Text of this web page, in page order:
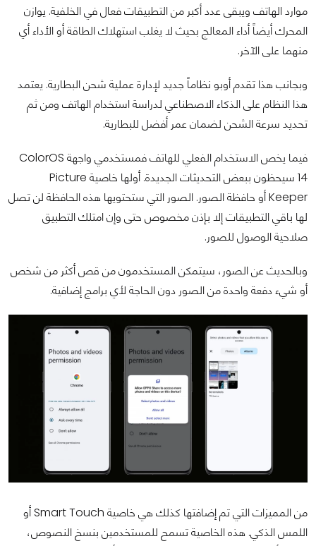
موارد الهاتف ويبقى عدد أكبر من التطبيقات فعال في الخلفية. يوازن
المحرك أيضاً أداء المعالج بحيث لا يغلب استهلاك الطاقة أو الأداء أي
منهما على الآخر.
وبجانب هذا تقدم أوبو نظاماً جديد لإدارة عملية شحن البطارية. يعتمد
هذا النظام على الذكاء الاصطناعي لدراسة استخدام الهاتف ومن ثم
تحديد سرعة الشحن لضمان عمر أفضل للبطارية.
فيما يخص الاستخدام الفعلي للهاتف فمستخدمي واجهة ColorOS
14 سيحظون ببعض التحديثات الجديدة. أولها خاصية Picture
Keeper أو حافظة الصور. الصور التي ستحتويها هذه الحافظة لن تصل
لها باقي التطبيقات إلا بإذن مخصوص حتى وإن امتلك التطبيق
صلاحية الوصول للصور.
وبالحديث عن الصور، سيتمكن المستخدمون من قص أكثر من شخص
أو شيء دفعة واحدة من الصور دون الحاجة لأي برامج إضافية.
من المميزات التي تم إضافتها كذلك هي خاصية Smart Touch أو
اللمس الذكي. هذه الخاصية تسمح للمستخدمين بنسخ النصوص،